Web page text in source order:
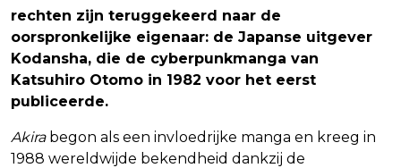
rechten zijn teruggekeerd naar de
oorspronkelijke eigenaar: de Japanse uitgever
Kodansha, die de cyberpunkmanga van
Katsuhiro Otomo in 1982 voor het eerst
publiceerde.
Akirabegon als een invloedrijke manga en kreeg in
1988 wereldwijde bekendheid dankzij de